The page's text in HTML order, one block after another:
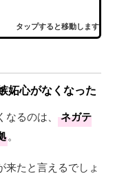
タップすると移動します
妬心がなくなった
るのは、
ネガテ
。
来たと言えるでしょ